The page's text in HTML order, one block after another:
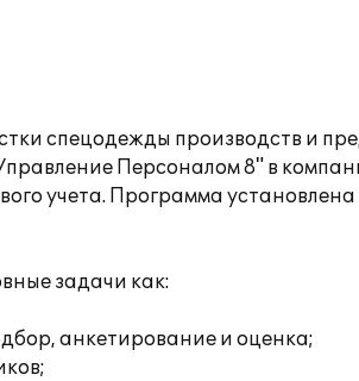
спецодежды производств и
Персоналом 8" в
учета. Программа
задачи как:
анкетирование и оценка;